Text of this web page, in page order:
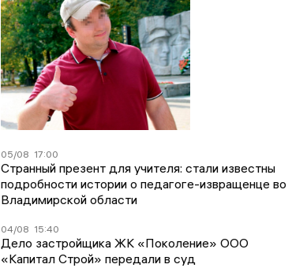
05/08 17:00
Странный презент для учителя: стали известны
подробности истории о педагоге-извращенце во
Владимирской области
04/08 15:40
Дело застройщика ЖК «Поколение» ООО
«Капитал Строй» передали в суд